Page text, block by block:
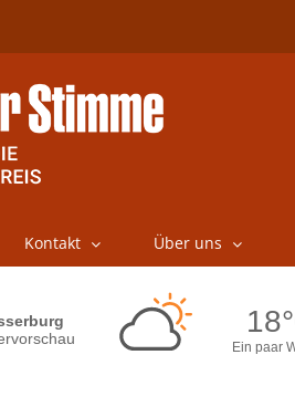
Kontakt Über uns